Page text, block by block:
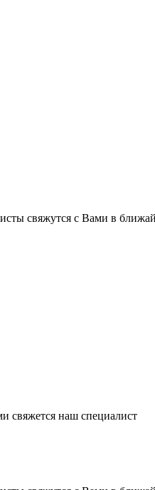
свяжутся с Вами в
свяжется наш специалист